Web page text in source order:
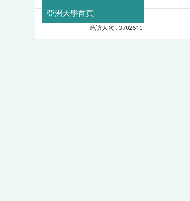
亞洲大學首頁
造訪人次 : 3702610